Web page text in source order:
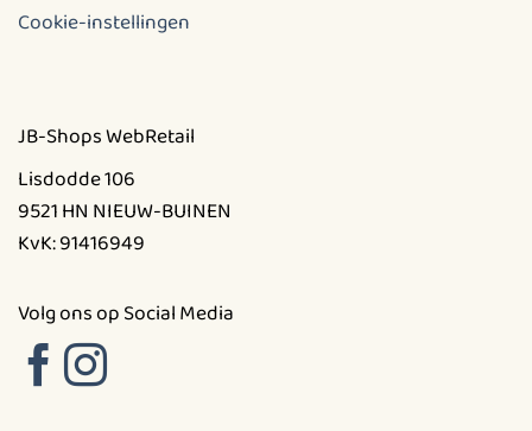
Cookie-instellingen
JB-Shops WebRetail
Lisdodde 106
9521 HN NIEUW-BUINEN
KvK: 91416949
Volg ons op Social Media